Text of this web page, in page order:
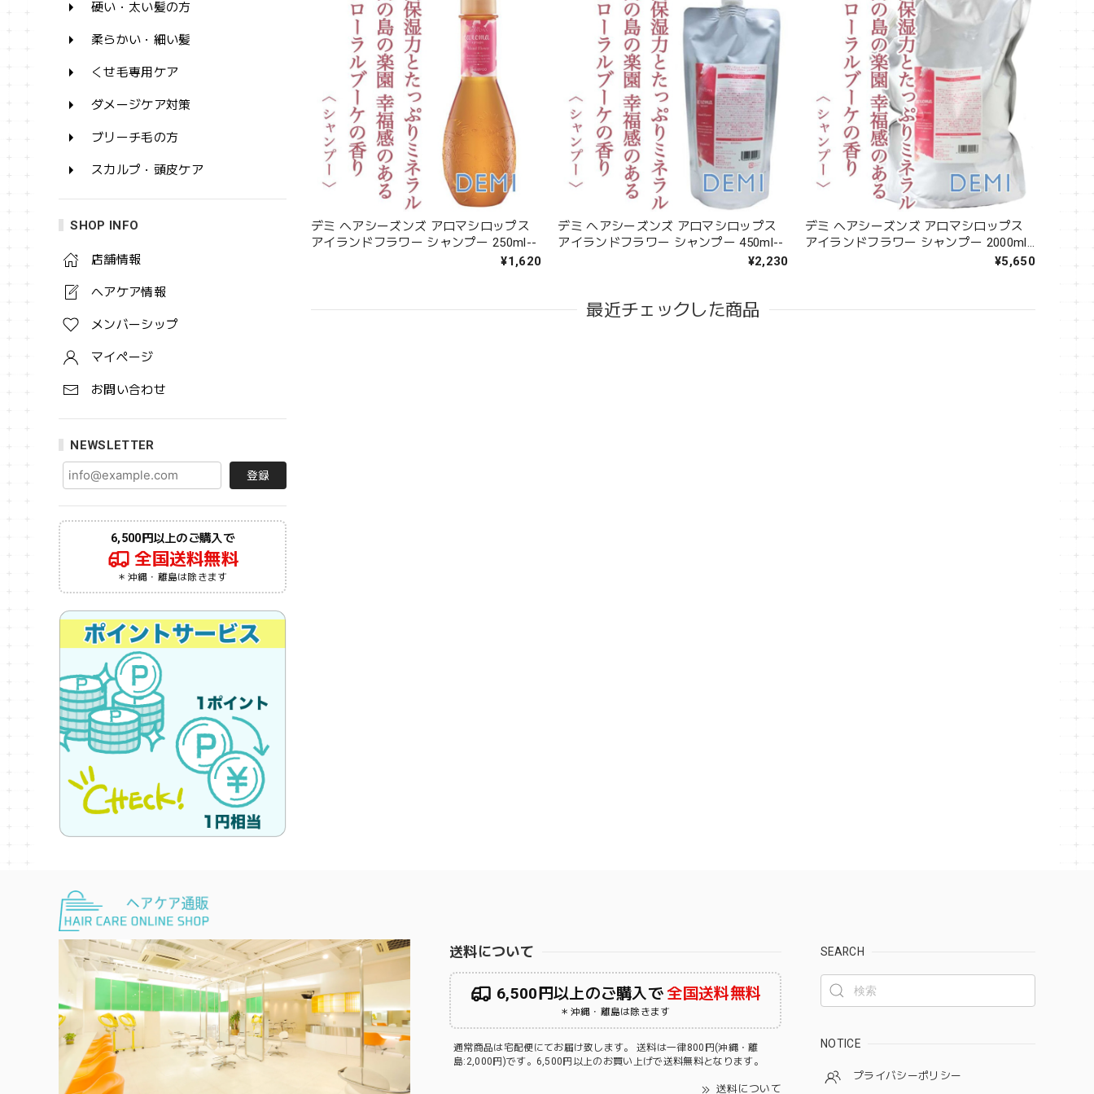
硬い・太い髪の方
柔らかい・細い髪
くせ毛専用ケア
ダメージケア対策
ブリーチ毛の方
スカルプ・頭皮ケア
SHOP INFO
店舗情報
ヘアケア情報
メンバーシップ
マイページ
お問い合わせ
NEWSLETTER
登録
6,500円以上のご購入で
全国送料無料
＊沖縄・離島は除きます
デミ ヘアシーズンズ アロマシロップス
アイランドフラワー シャンプー 250ml--
¥1,620
デミ ヘアシーズンズ アロマシロップス
アイランドフラワー シャンプー 450ml--
¥2,230
デミ ヘアシーズンズ アロマシロップス
アイランドフラワー シャンプー 2000ml-
¥5,650
最近チェックした商品
送料について
6,500円以上のご購入で全国送料無料
＊沖縄・離島は除きます
通常商品は宅配便にてお届け致します。 送料は一律800円(沖縄・離
島:2,000円)です。6,500円以上のお買い上げで送料無料となります。
送料について
SEARCH
NOTICE
プライバシーポリシー